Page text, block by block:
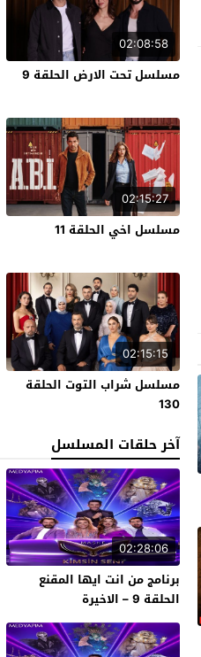
02:08:58
مسلسل تحت الارض الحلقة 9
02:15:27
مسلسل اخي الحلقة 11
02:15:15
مسلسل شراب التوت الحلقة
130
آخر حلقات المسلسل
02:28:06
برنامج من انت ايها المقنع
الحلقة 9 – الاخيرة